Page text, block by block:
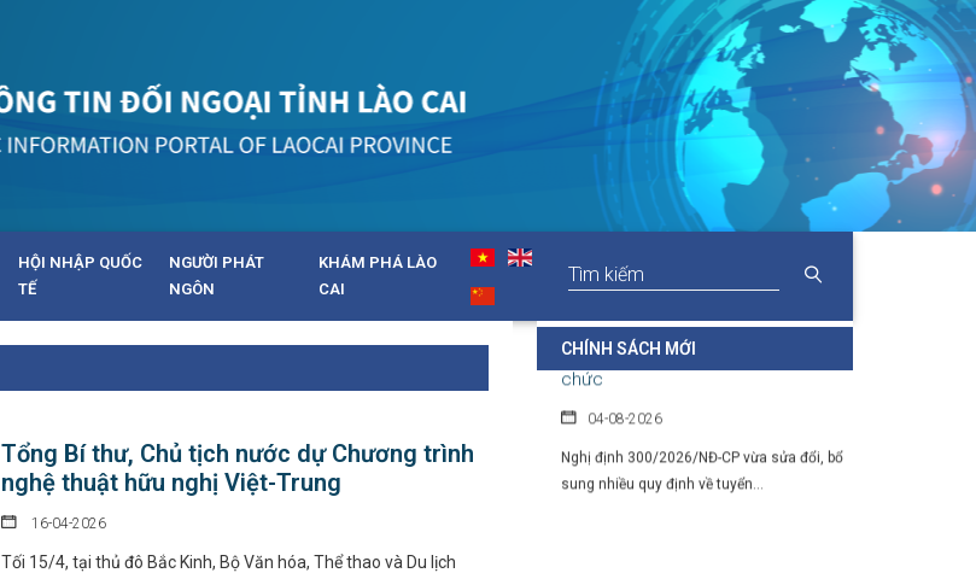
HỘI NHẬP QUỐC
TẾ
NGƯỜI PHÁT
NGÔN
KHÁM PHÁ LÀO
CAI
Tổng Bí thư, Chủ tịch nước dự Chương trình
nghệ thuật hữu nghị Việt-Trung
16-04-2026
Tối 15/4, tại thủ đô Bắc Kinh, Bộ Văn hóa, Thể thao và Du lịch
CHÍNH SÁCH MỚI
Chính sách cho người có uy tín
trong vùng đồng bào dân tộc thiểu
05-08-2026
Nghị định số 307/2026/NĐ-CP quy định
chính sách hỗ trợ, khen thưởng và tôn...
Hàng loạt quy định mới về tuyển
chức
04-08-2026
Nghị định 300/2026/NĐ-CP vừa sửa đổi, bổ